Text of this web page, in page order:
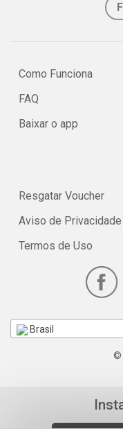
Como Funciona
FAQ
Baixar o app
Resgatar Voucher
Aviso de Privacidade
Termos de Uso
Brasil
©